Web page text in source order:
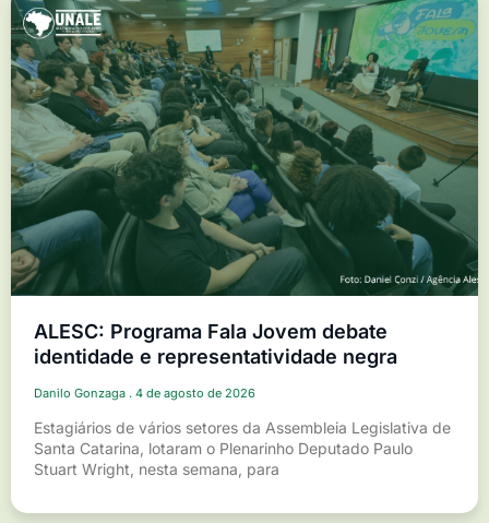
ALESC: Programa Fala Jovem debate
identidade e representatividade negra
Danilo Gonzaga 4 de agosto de 2026
Estagiários de vários setores da Assembleia Legislativa de
Santa Catarina, lotaram o Plenarinho Deputado Paulo
Stuart Wright, nesta semana, para